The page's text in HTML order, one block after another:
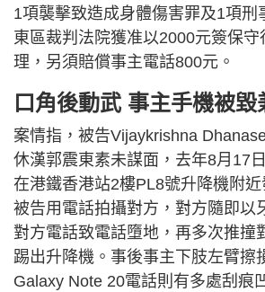
1項襲擊致造成身體傷害罪及1項刑
東區裁判法院獲准以2000元簽保守
理，另須賠償事主電話800元。
口角後動武 事主手機被毀
案情指，被告Vijaykrishna
休漢郭震東素未謀面，去年8月17
在港鐵香港站2樓PL8號升降機附近
被告用電話拍攝對方，對方隨即以
對方電話致電話墮地，再多次推撞
踢出升降機。事後事主下肢左臂擦
Galaxy Note 20電話則有多處刮痕